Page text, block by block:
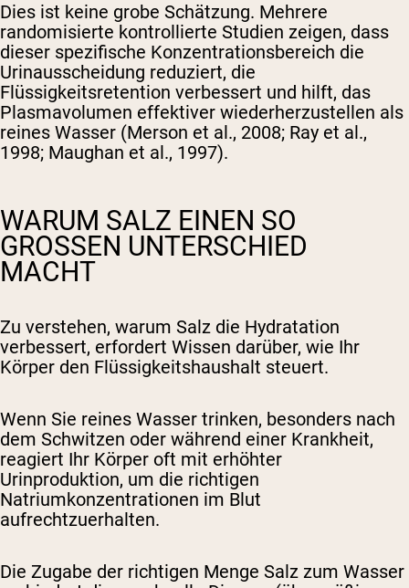
Dies ist keine grobe Schätzung. Mehrere
randomisierte kontrollierte Studien zeigen, dass
dieser spezifische Konzentrationsbereich die
Urinausscheidung reduziert, die
Flüssigkeitsretention verbessert und hilft, das
Plasmavolumen effektiver wiederherzustellen als
reines Wasser (Merson et al., 2008; Ray et al.,
1998; Maughan et al., 1997).
WARUM SALZ EINEN SO
GROSSEN UNTERSCHIED M
ACHT
Zu verstehen, warum Salz die Hydratation
verbessert, erfordert Wissen darüber, wie Ihr
Körper den Flüssigkeitshaushalt steuert.
Wenn Sie reines Wasser trinken, besonders nach
dem Schwitzen oder während einer Krankheit,
reagiert Ihr Körper oft mit erhöhter
Urinproduktion, um die richtigen
Natriumkonzentrationen im Blut
aufrechtzuerhalten.
Die Zugabe der richtigen Menge Salz zum Wasser